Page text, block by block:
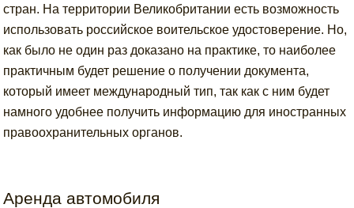
стран. На территории Великобритании есть возможность
использовать российское воительское удостоверение. Но,
как было не один раз доказано на практике, то наиболее
практичным будет решение о получении документа,
который имеет международный тип, так как с ним будет
намного удобнее получить информацию для иностранных
правоохранительных органов.
Аренда автомобиля